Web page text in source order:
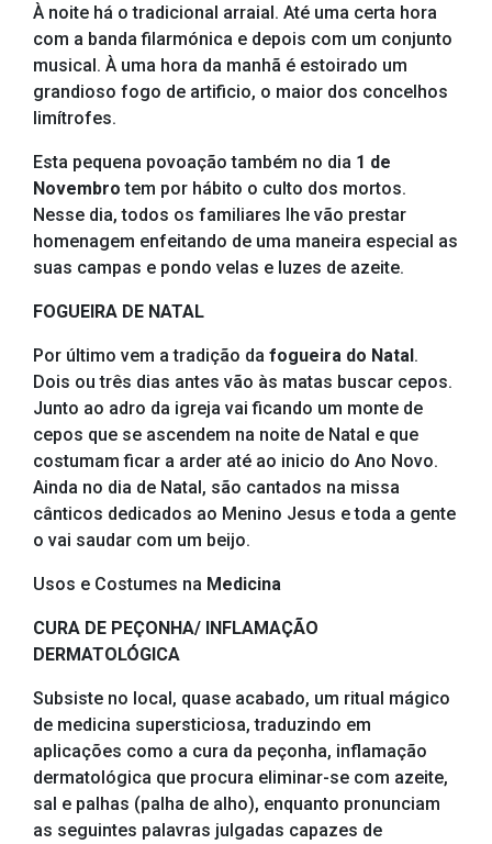
À noite há o tradicional arraial. Até uma certa hora
com a banda filarmónica e depois com um conjunto
musical. À uma hora da manhã é estoirado um
grandioso fogo de artificio, o maior dos concelhos
limítrofes.
Esta pequena povoação também no dia 1 de
Novembro tem por hábito o culto dos mortos.
Nesse dia, todos os familiares lhe vão prestar
homenagem enfeitando de uma maneira especial as
suas campas e pondo velas e luzes de azeite.
FOGUEIRA DE NATAL
Por último vem a tradição da fogueira do Natal .
Dois ou três dias antes vão às matas buscar cepos.
Junto ao adro da igreja vai ficando um monte de
cepos que se ascendem na noite de Natal e que
costumam ficar a arder até ao inicio do Ano Novo.
Ainda no dia de Natal, são cantados na missa
cânticos dedicados ao Menino Jesus e toda a gente
o vai saudar com um beijo.
Usos e Costumes na Medicina
CURA DE PEÇONHA/ INFLAMAÇÃO
DERMATOLÓGICA
Subsiste no local, quase acabado, um ritual mágico
de medicina supersticiosa, traduzindo em
aplicações como a cura da peçonha, inflamação
dermatológica que procura eliminar-se com azeite,
sal e palhas (palha de alho), enquanto pronunciam
as seguintes palavras julgadas capazes de